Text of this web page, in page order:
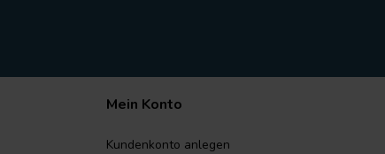
Mein Konto
Kundenkonto anlegen